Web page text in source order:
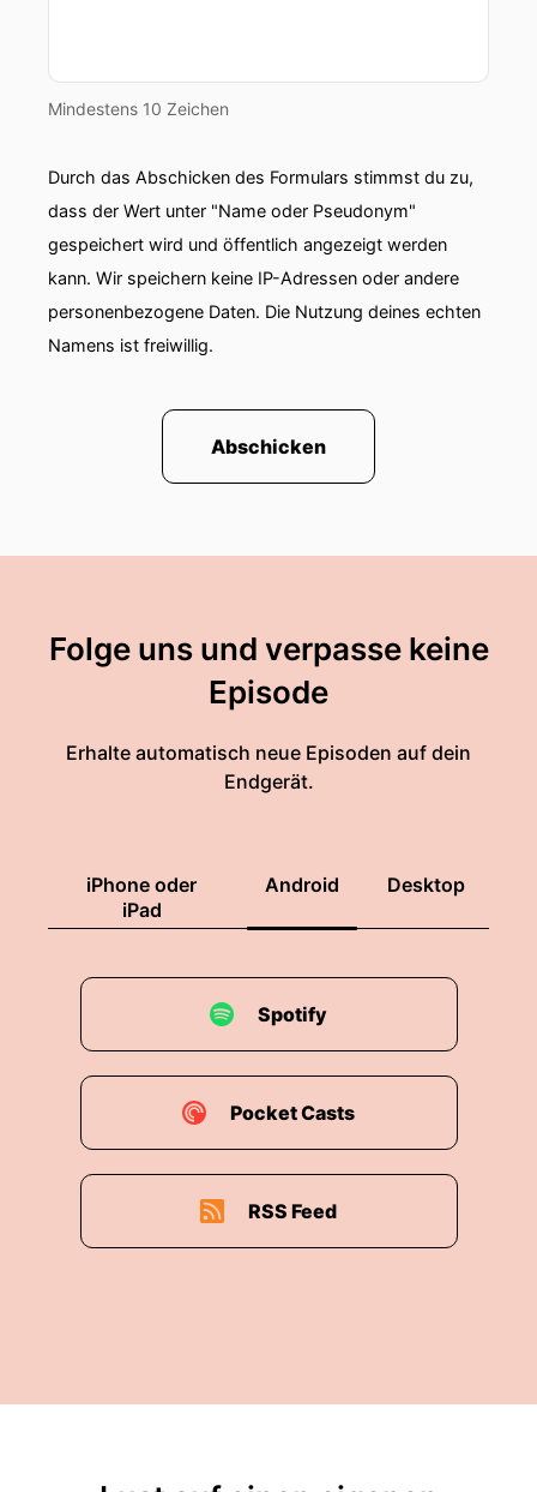
Mindestens 10 Zeichen
Durch das Abschicken des Formulars stimmst du zu,
dass der Wert unter "Name oder Pseudonym"
gespeichert wird und öffentlich angezeigt werden
kann. Wir speichern keine IP-Adressen oder andere
personenbezogene Daten. Die Nutzung deines echten
Namens ist freiwillig.
Abschicken
Folge uns und verpasse keine
Episode
Erhalte automatisch neue Episoden auf dein
Endgerät.
iPhone oder
iPad
Android Desktop
Spotify
Pocket Casts
RSS Feed